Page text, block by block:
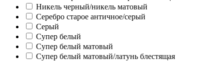
Никель черный/никель матовый
Серебро старое античное/серый
Серый
Супер белый
Супер белый матовый
Супер белый матовый/латунь блестящая